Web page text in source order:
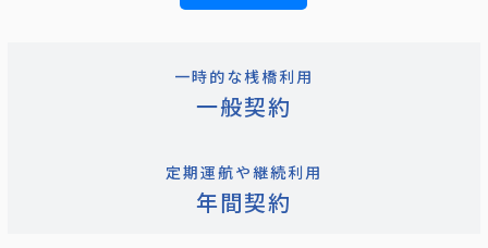
一時的な桟橋利用
一般契約
定期運航や継続利用
年間契約